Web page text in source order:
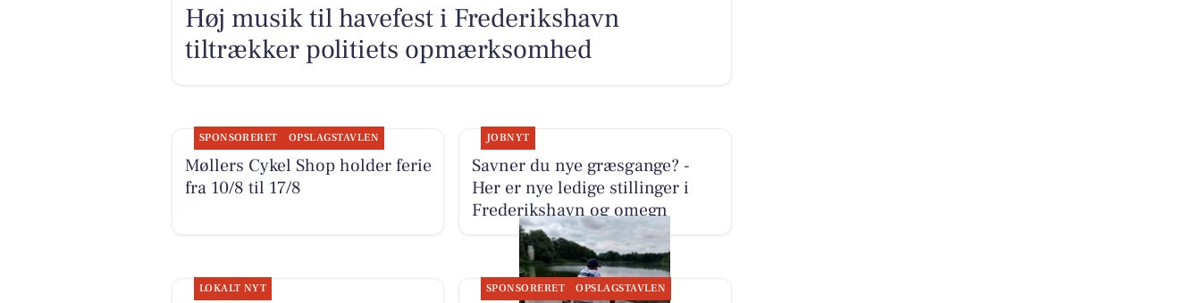
Høj musik til havefest i Frederikshavn
tiltrækker politiets opmærksomhed
SPONSORERET OPSLAGSTAVLEN
Møllers Cykel Shop holder ferie
fra 10/8 til 17/8
JOBNYT
Savner du nye græsgange? -
Her er nye ledige stillinger i
Frederikshavn og omegn
LOKALT NYT SPONSORERET OPSLAGSTAVLEN